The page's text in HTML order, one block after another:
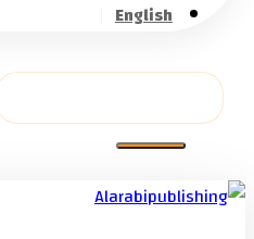
English